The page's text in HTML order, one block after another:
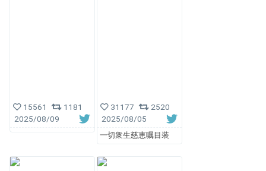
15561
1181
2025/08/09
31177
2520
2025/08/05
一切衆生慈恵嘱目装